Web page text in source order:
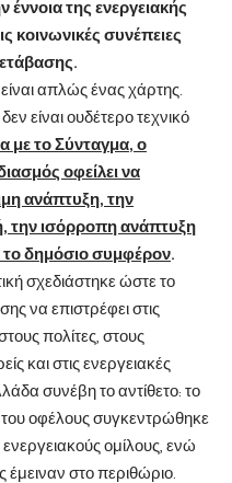
της ενεργειακής
κοινωνικές συνέπειες
απλώς ένας χάρτης.
είναι ουδέτερο τεχνικό
με το Σύνταγμα, ο
οφείλει να
ανάπτυξη, την
την ισόρροπη ανάπτυξη
δημόσιο συμφέρον.
σχεδιάστηκε ώστε το
να επιστρέφει στις
πολίτες, στους
και στις ενεργειακές
συνέβη το αντίθετο: το
οφέλους συγκεντρώθηκε
ομίλους, ενώ
έμειναν στο περιθώριο.